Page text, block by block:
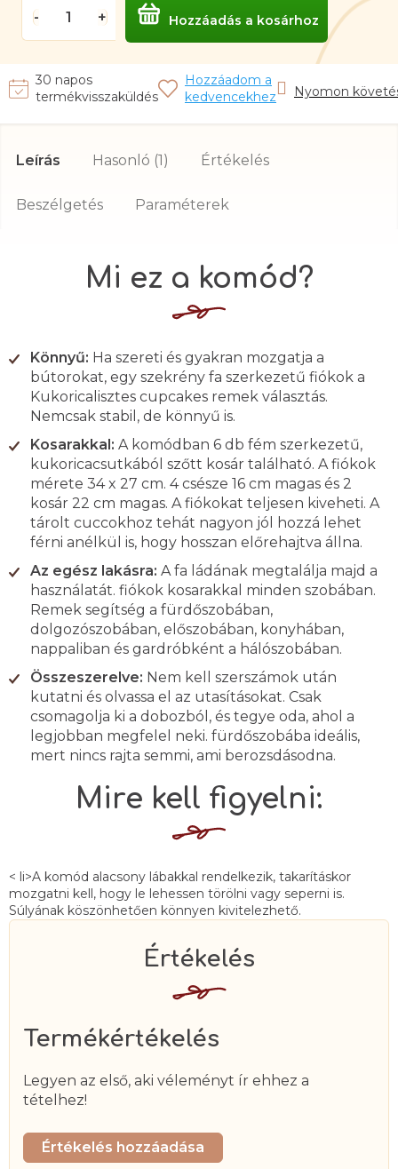
Hozzáadás a kosárhoz
Nyomon
Leírás Hasonló (1) Értékelés
Beszélgetés
Mi ez a komód?
Könnyű: Ha szereti és gyakran mozgatja a
bútorokat, egy szekrény fa szerkezetű fiókok a
Kukoricalisztes cupcakes remek választás.
Nemcsak stabil, de könnyű is.
Kosarakkal: A komódban 6 db fém szerkezetű,
kukoricacsutkából szőtt kosár található. A fiókok
mérete 34 x 27 cm. 4 csésze 16 cm magas és 2
kosár 22 cm magas. A fiókokat teljesen kiveheti. A
tárolt cuccokhoz tehát nagyon jól hozzá lehet
férni anélkül is, hogy hosszan előrehajtva állna.
Az egész lakásra: A fa ládának megtalálja majd a
használatát. fiókok kosarakkal minden szobában.
Remek segítség a fürdőszobában,
dolgozószobában, előszobában, konyhában,
nappaliban és gardróbként a hálószobában.
Összeszerelve: Nem kell szerszámok után
kutatni és olvassa el az utasításokat. Csak
csomagolja ki a dobozból, és tegye oda, ahol a
legjobban megfelel neki. fürdőszobába ideális,
mert nincs rajta semmi, ami berozsdásodna.
Mire kell figyelni:
< li>A komód alacsony lábakkal rendelkezik, takarításkor
mozgatni kell, hogy le lehessen törölni vagy seperni is.
Súlyának köszönhetően könnyen kivitelezhető.
Termékértékelés
Legyen az első, aki véleményt ír ehhez a
tételhez!
Értékelés hozzáadása